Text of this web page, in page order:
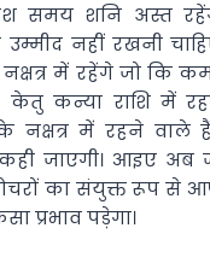
समय शनि अस्त
नहीं रखनी
में रहेंगे जो कि
केतु कन्या राशि में
नक्षत्र में रहने वाले
जाएगी। आइए अब
का संयुक्त रूप से
प्रभाव पड़ेगा।